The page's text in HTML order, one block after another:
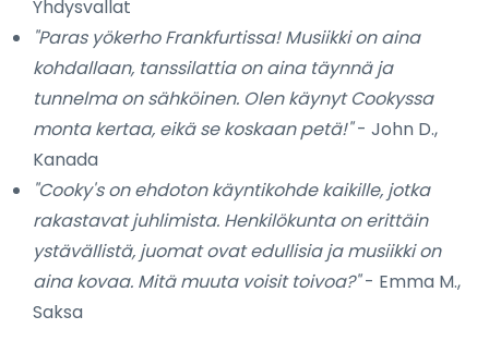
Yhdysvallat
"Paras yökerho Frankfurtissa! Musiikki on aina
kohdallaan, tanssilattia on aina täynnä ja
tunnelma on sähköinen. Olen käynyt Cookyssa
monta kertaa, eikä se koskaan petä!"- John D.,
Kanada
"Cooky's on ehdoton käyntikohde kaikille, jotka
rakastavat juhlimista. Henkilökunta on erittäin
ystävällistä, juomat ovat edullisia ja musiikki on
aina kovaa. Mitä muuta voisit toivoa?"- Emma M.,
Saksa